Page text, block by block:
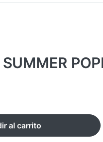
al carrito